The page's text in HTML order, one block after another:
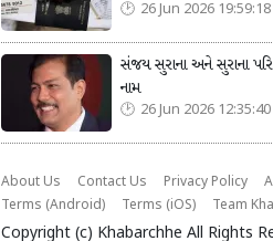
26 Jun 2026 19:59:18
સંજય સુરાના અને સુરાના
નામ
26 Jun 2026 12:35:40
About Us Contact Us Privacy Policy
Terms (Android)
Terms (iOS) Team
Copyright (c) Khabarchhe All Rights